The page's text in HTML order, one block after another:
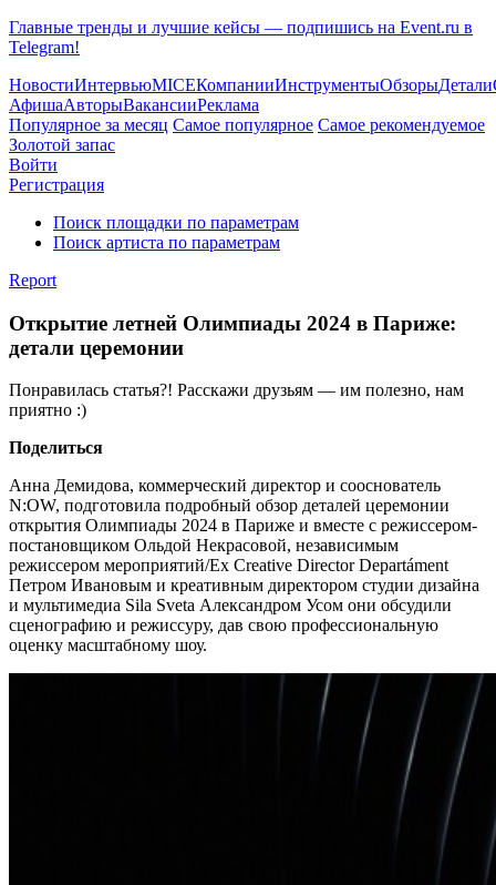
Главные тренды и лучшие кейсы — подпишись на Event.ru в
Telegram!
НовостиИнтервьюMICEКомпанииИнструментыОбзорыДетали
АфишаАвторыВакансииРеклама
Популярное за месяц Самое популярное Самое рекомендуемое
Золотой запас
Войти
Регистрация
Поиск площадки по параметрам
Поиск артиста по параметрам
Report
Открытие летней Олимпиады 2024 в Париже:
детали церемонии
Понравилась статья?! Расскажи друзьям — им полезно, нам
приятно :)
Поделиться
Анна Демидова, коммерческий директор и сооснователь
N:OW, подготовила подробный обзор деталей церемонии
открытия Олимпиады 2024 в Париже и вместе с режиссером-
постановщиком Ольдой Некрасовой, независимым
режиссером мероприятий/Ex Creative Director Departáment
Петром Ивановым и креативным директором студии дизайна
и мультимедиа Sila Sveta Александром Усом они обсудили
сценографию и режиссуру, дав свою профессиональную
оценку масштабному шоу.